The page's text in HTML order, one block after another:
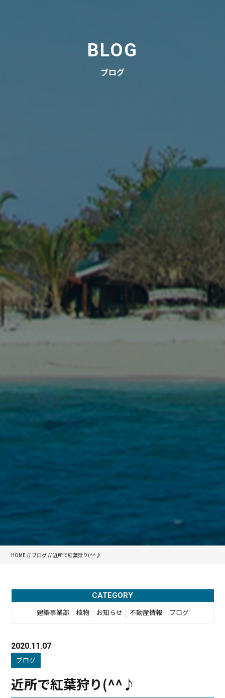
BLOG
ブログ
HOME // ブログ // 近所で紅葉狩り(^^♪
CATEGORY
建築事業部 植物 お知らせ 不動産情報 ブログ
2020.11.07
ブログ
近所で紅葉狩り(^^♪